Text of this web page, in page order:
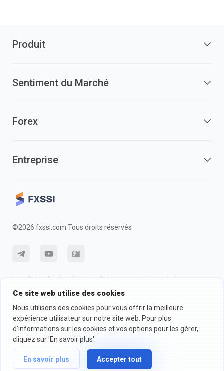
Ce site web utilise des cookies
Nous utilisons des cookies pour vous offrir la meilleure
expérience utilisateur sur notre site web. Pour plus
d'informations sur les cookies et vos options pour les gérer,
cliquez sur 'En savoir plus'.
En savoir plus Accepter tout
Produit
Sentiment du Marché
Forex
Entreprise
©2026 fxssi.com Tous droits réservés
Conditions d'utilisation
Politique de confidentialité
Information sur les risques
Politique des cookie
Site Web exploité par FXSSI LTD Numéro d'enregistrement : 13534801
(Angleterre) | 71-75 Shelton Street, London, England, WC2H 9JQ
Nous vous recommandons de demander un conseil financier
indépendant et de vous assurer que vous comprenez parfaitement les
risques encourus avant de trader.